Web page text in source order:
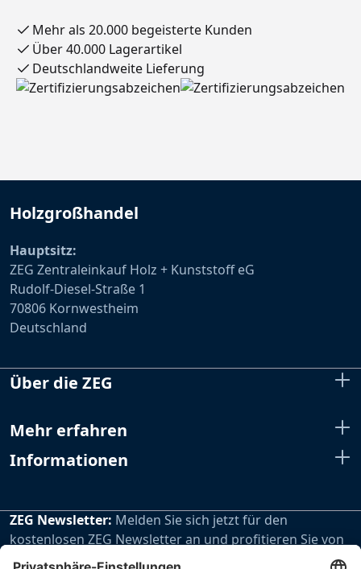
Mehr als 20.000 begeisterte Kunden
Über 40.000 Lagerartikel
Deutschlandweite Lieferung
Holzgroßhandel
Hauptsitz:
ZEG Zentraleinkauf Holz + Kunststoff eG
Rudolf-Diesel-Straße 1
70806 Kornwestheim
Deutschland
Über die ZEG
Mehr erfahren
Informationen
ZEG Newsletter: Melden Sie sich jetzt für den
kostenlosen ZEG Newsletter an und profitieren Sie von
den extra Vorteilen unseres regelmäßig erscheinenden